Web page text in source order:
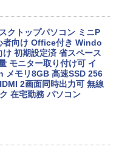
SZ6Z Windows11 七
16GB 爆速512GB-S
Office付 Win11【ノート
ソコン 中古PC】（Wind
能 Win10）
クトップパソコン ミニP
者向け Office付き Windo
初期設定済 省スペース
モニター取り付け可 イ
メモリ8GB 高速SSD 256
2画面同時出力可 無線
在宅勤務 パソコン